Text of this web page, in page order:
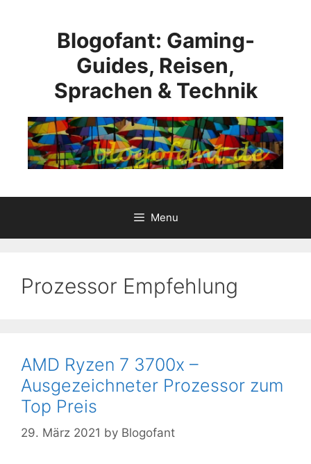
Blogofant: Gaming-
Guides, Reisen,
Sprachen & Technik
Menu
Prozessor Empfehlung
AMD Ryzen 7 3700x –
Ausgezeichneter Prozessor zum
Top Preis
29. März 2021 by Blogofant